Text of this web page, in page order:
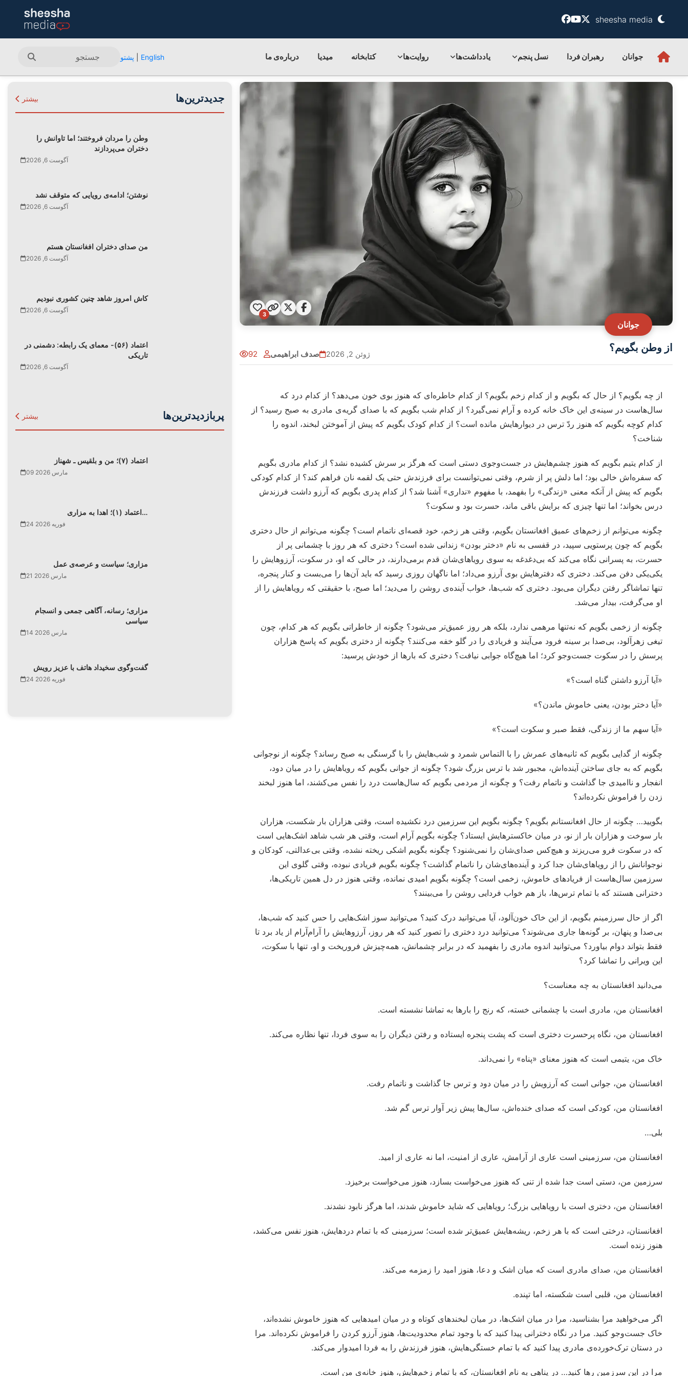
sheesha media
جوانان رهبران فردا نسل پنجم یادداشت‌ها روایت‌ها کتابخانه میدیا درباره‌ی‌ ما English پشتو
جوانان
3
از وطن بگویم؟
92 صدف ابراهیمی ژوئن 2, 2026
از چه بگویم؟ از حال که بگویم و از کدام زخم بگویم؟ از کدام خاطره‌ای که هنوز بوی خون می‌دهد؟ از کدام درد که
سال‌هاست در سینه‌ی این خاک خانه کرده و آرام نمی‌گیرد؟ از کدام شب بگویم که با صدای گریه‌ی مادری به صبح رسید؟ از
کدام کوچه بگویم که هنوز ردّ ترس در دیوارهایش مانده است؟ از کدام کودک بگویم که پیش از آموختن لبخند، اندوه را
شناخت؟
از کدام یتیم بگویم که هنوز چشم‌هایش در جست‌وجوی دستی است که هرگز بر سرش کشیده نشد؟ از کدام مادری بگویم
که سفره‌اش خالی بود؛ اما دلش پر از شرم، وقتی نمی‌توانست برای فرزندش حتی یک لقمه نان فراهم کند؟ از کدام کودکی
بگویم که پیش از آنکه معنی «زندگی» را بفهمد، با مفهوم «نداری» آشنا شد؟ از کدام پدری بگویم که آرزو داشت فرزندش
درس بخواند؛ اما تنها چیزی که برایش باقی ماند، حسرت بود و سکوت؟
چگونه می‌توانم از زخم‌های عمیق افغانستان بگویم، وقتی هر زخم، خود قصه‌ای ناتمام است؟ چگونه می‌توانم از حال دختری
بگویم که چون پرستویی سپید، در قفسی به نام «دختر بودن» زندانی شده است؟ دختری که هر روز با چشمانی پر از
حسرت، به پسرانی نگاه می‌کند که بی‌دغدغه به سوی رویاهای‌شان قدم برمی‌دارند، در حالی که او، در سکوت، آرزوهایش را
یکی‌یکی دفن می‌کند. دختری که دفترهایش بوی آرزو می‌داد؛ اما ناگهان روزی رسید که باید آن‌ها را می‌بست و کنار پنجره،
تنها تماشاگر رفتن دیگران می‌بود. دختری که شب‌ها، خواب آینده‌ی روشن را می‌دید؛ اما صبح، با حقیقتی که رویاهایش را از
او می‌گرفت، بیدار می‌شد.
چگونه از زخمی بگویم که نه‌تنها مرهمی ندارد، بلکه هر روز عمیق‌تر می‌شود؟ چگونه از خاطراتی بگویم که هر کدام، چون
تیغی زهرآلود، بی‌صدا بر سینه فرود می‌آیند و فریادی را در گلو خفه می‌کنند؟ چگونه از دختری بگویم که پاسخ هزاران
پرسش را در سکوت جست‌وجو کرد؛ اما هیچ‌گاه جوابی نیافت؟ دختری که بارها از خودش پرسید:
«آیا آرزو داشتن گناه است؟»
«آیا دختر بودن، یعنی خاموش ماندن؟»
«آیا سهم ما از زندگی، فقط صبر و سکوت است؟»
چگونه از گدایی بگویم که ثانیه‌های عمرش را با التماس شمرد و شب‌هایش را با گرسنگی به صبح رساند؟ چگونه از نوجوانی
بگویم که به جای ساختن آینده‌اش، مجبور شد با ترس بزرگ شود؟ چگونه از جوانی بگویم که رویاهایش را در میان دود،
انفجار و ناامیدی جا گذاشت و ناتمام رفت؟ و چگونه از مردمی بگویم که سال‌هاست درد را نفس می‌کشند، اما هنوز لبخند
زدن را فراموش نکرده‌اند؟
بگویید… چگونه از حال افغانستانم بگویم؟ چگونه بگویم این سرزمین درد نکشیده است، وقتی هزاران بار شکست، هزاران
بار سوخت و هزاران بار از نو، در میان خاکسترهایش ایستاد؟ چگونه بگویم آرام است، وقتی هر شب شاهد اشک‌هایی است
که در سکوت فرو می‌ریزند و هیچ‌کس صدای‌شان را نمی‌شنود؟ چگونه بگویم اشکی ریخته نشده، وقتی بی‌عدالتی، کودکان و
نوجوانانش را از رویاهای‌شان جدا کرد و آینده‌های‌شان را ناتمام گذاشت؟ چگونه بگویم فریادی نبوده، وقتی گلوی این
سرزمین سال‌هاست از فریادهای خاموش، زخمی است؟ چگونه بگویم امیدی نمانده، وقتی هنوز در دل همین تاریکی‌ها،
دخترانی هستند که با تمام ترس‌ها، باز هم خواب فردایی روشن را می‌بینند؟
اگر از حال سرزمینم بگویم، از این خاک خون‌آلود، آیا می‌توانید درک کنید؟ می‌توانید سوز اشک‌هایی را حس کنید که شب‌ها،
بی‌صدا و پنهان، بر گونه‌ها جاری می‌شوند؟ می‌توانید درد دختری را تصور کنید که هر روز، آرزوهایش را آرام‌آرام از یاد برد تا
فقط بتواند دوام بیاورد؟ می‌توانید اندوه مادری را بفهمید که در برابر چشمانش، همه‌چیزش فروریخت و او، تنها با سکوت،
این ویرانی را تماشا کرد؟
می‌دانید افغانستان به چه معناست؟
افغانستان من، مادری است با چشمانی خسته، که رنج را بارها به تماشا نشسته است.
افغانستان من، نگاه پرحسرت دختری است که پشت پنجره ایستاده و رفتن دیگران را به سوی فردا، تنها نظاره می‌کند.
خاک من، یتیمی است که هنوز معنای «پناه» را نمی‌داند.
افغانستان من، جوانی است که آرزویش را در میان دود و ترس جا گذاشت و ناتمام رفت.
افغانستان من، کودکی است که صدای خنده‌اش، سال‌ها پیش زیر آوار ترس گم شد.
بلی…
افغانستان من، سرزمینی است عاری از آرامش، عاری از امنیت، اما نه عاری از امید.
سرزمین من، دستی است جدا شده از تنی که هنوز می‌خواست بسازد، هنوز می‌خواست برخیزد.
افغانستان من، دختری است با رویاهایی بزرگ؛ رویاهایی که شاید خاموش شدند، اما هرگز نابود نشدند.
افغانستان، درختی است که با هر زخم، ریشه‌هایش عمیق‌تر شده است؛ سرزمینی که با تمام دردهایش، هنوز نفس می‌کشد،
هنوز زنده است.
افغانستان من، صدای مادری است که میان اشک و دعا، هنوز امید را زمزمه می‌کند.
افغانستان من، قلبی است شکسته، اما تپنده.
اگر می‌خواهید مرا بشناسید، مرا در میان اشک‌ها، در میان لبخندهای کوتاه و در میان امیدهایی که هنوز خاموش نشده‌اند،
خاک جست‌وجو کنید. مرا در نگاه دخترانی پیدا کنید که با وجود تمام محدودیت‌ها، هنوز آرزو کردن را فراموش نکرده‌اند. مرا
در دستان ترک‌خورده‌ی مادری پیدا کنید که با تمام خستگی‌هایش، هنوز فرزندش را به فردا امیدوار می‌کند.
مرا در این سرزمین رها کنید… در پناهی به نام افغانستان، که با تمام زخم‌هایش، هنوز خانه‌ی من است.
جدیدترین‌ها بیشتر
وطن را مردان فروختند؛ اما تاوانش را
دختران می‌پردازند
آگوست 6, 2026
نوشتن؛ ادامه‌ی رویایی که متوقف نشد
آگوست 6, 2026
من صدای دختران افغانستان هستم
آگوست 6, 2026
کاش امروز شاهد چنین کشوری نبودیم
آگوست 6, 2026
اعتماد (۵۶)- معمای یک رابطه: دشمنی در
تاریکی
آگوست 6, 2026
پربازدیدترین‌ها بیشتر
اعتماد (۷)؛ من و بلقیس ـ شهناز
09 مارس 2026
اعتماد (۱)؛ اهدا به مزاری…
24 فوریه 2026
مزاری؛ سیاست و عرصه‌ی عمل
21 مارس 2026
مزاری؛ رسانه، آگاهی جمعی و انسجام
سیاسی
14 مارس 2026
گفت‌وگوی سخیداد هاتف با عزیز رویش
24 فوریه 2026